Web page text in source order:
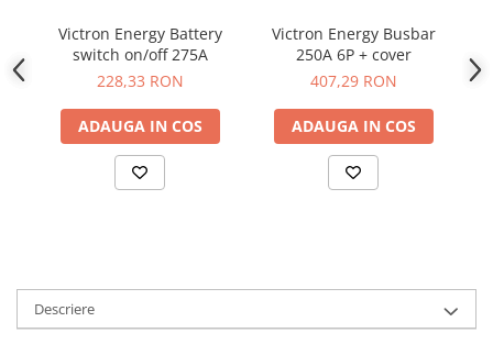
Victron Energy Battery
switch on/off 275A
228,33 RON
ADAUGA IN COS
Victron Energy Busbar
250A 6P + cover
407,29 RON
ADAUGA IN COS
Descriere